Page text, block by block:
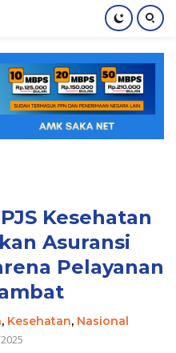
Kesehatan
Asuransi
Pelayanan
, Kesehatan, Nasional